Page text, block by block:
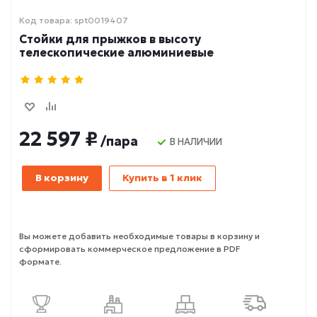
Код товара: spt0019407
Стойки для прыжков в высоту
телескопические алюминиевые
22 597 ₽ /пара В НАЛИЧИИ
В корзину Купить в 1 клик
Вы можете добавить необходимые товары в корзину и
сформировать коммерческое предложение в PDF
формате.